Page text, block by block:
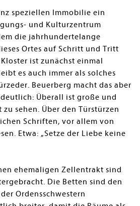
speziellen Immobilie ein
und Kulturzentrum
die jahrhundertelange
Ortes auf Schritt und Tritt
ist zunächst einmal
es auch immer als solches
Beuerberg macht das aber
Überall ist große und
zu sehen. Über den Türstürzen
Schriften, vor allem von
Etwa: „Setze der Liebe keine
ehemaligen Zellentrakt sind
Die Betten sind den
Ordensschwestern